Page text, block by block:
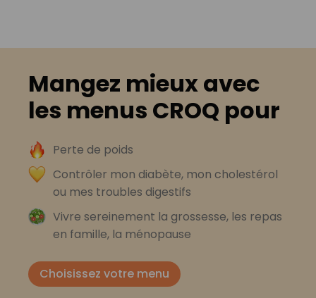
Mangez mieux avec
les menus CROQ pour
Perte de poids
Contrôler mon diabète, mon cholestérol
ou mes troubles digestifs
Vivre sereinement la grossesse, les repas
en famille, la ménopause
Choisissez votre menu